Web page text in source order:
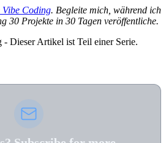
Vibe Coding. Begleite mich, während ich
30 Projekte in 30 Tagen veröffentliche.
Dieser Artikel ist Teil einer Serie.